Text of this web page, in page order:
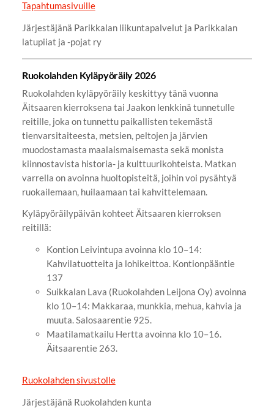
Tapahtumasivuille
Järjestäjänä Parikkalan liikuntapalvelut ja Parikkalan
latupiiat ja -pojat ry
Ruokolahden Kyläpyöräily 2026
Ruokolahden kyläpyöräily keskittyy tänä vuonna
Äitsaaren kierroksena tai Jaakon lenkkinä tunnetulle
reitille, joka on tunnettu paikallisten tekemästä
tienvarsitaiteesta, metsien, peltojen ja järvien
muodostamasta maalaismaisemasta sekä monista
kiinnostavista historia- ja kulttuurikohteista. Matkan
varrella on avoinna huoltopisteitä, joihin voi pysähtyä
ruokailemaan, huilaamaan tai kahvittelemaan.
Kyläpyöräilypäivän kohteet Äitsaaren kierroksen
reitillä:
Kontion Leivintupa avoinna klo 10–14:
Kahvilatuotteita ja lohikeittoa. Kontionpääntie
137
Suikkalan Lava (Ruokolahden Leijona Oy) avoinna
klo 10–14: Makkaraa, munkkia, mehua, kahvia ja
muuta. Salosaarentie 925.
Maatilamatkailu Hertta avoinna klo 10–16.
Äitsaarentie 263.
Ruokolahden sivustolle
Järjestäjänä Ruokolahden kunta